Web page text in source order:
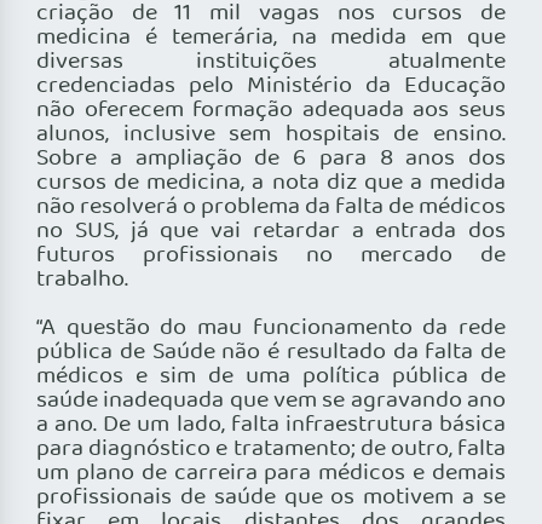
criação de 11 mil vagas nos cursos de
medicina é temerária, na medida em que
diversas instituições atualmente
credenciadas pelo Ministério da Educação
não oferecem formação adequada aos seus
alunos, inclusive sem hospitais de ensino.
Sobre a ampliação de 6 para 8 anos dos
cursos de medicina, a nota diz que a medida
não resolverá o problema da falta de médicos
no SUS, já que vai retardar a entrada dos
futuros profissionais no mercado de
trabalho.
“A questão do mau funcionamento da rede
pública de Saúde não é resultado da falta de
médicos e sim de uma política pública de
saúde inadequada que vem se agravando ano
a ano. De um lado, falta infraestrutura básica
para diagnóstico e tratamento; de outro, falta
um plano de carreira para médicos e demais
profissionais de saúde que os motivem a se